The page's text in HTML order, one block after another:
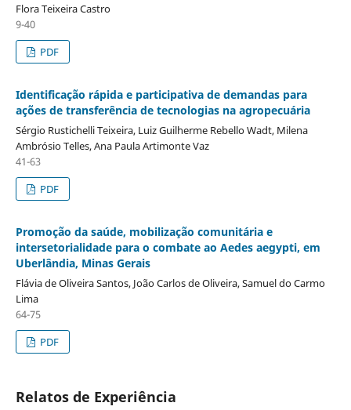
Flora Teixeira Castro
9-40
PDF
Identificação rápida e participativa de demandas para
ações de transferência de tecnologias na agropecuária
Sérgio Rustichelli Teixeira, Luiz Guilherme Rebello Wadt, Milena
Ambrósio Telles, Ana Paula Artimonte Vaz
41-63
PDF
Promoção da saúde, mobilização comunitária e
intersetorialidade para o combate ao Aedes aegypti, em
Uberlândia, Minas Gerais
Flávia de Oliveira Santos, João Carlos de Oliveira, Samuel do Carmo
Lima
64-75
PDF
Relatos de Experiência